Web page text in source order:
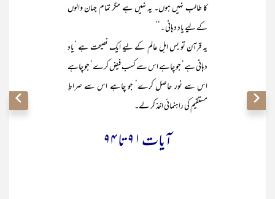
کا طالب نہیں ہوں۔ یہ نہیں ہے مگر تمام جہان والوں
کے لیے یاد دہانی ۔‘‘
یہ قرآن تو بس اہل عالم کے لیے ایک نصیحت ہے ‘یاد
دہانی ہے‘ جو چاہے اس سے کسب فیض کرے‘ جو چاہے
اس سے نور حاصل کرے‘ جو چاہے اس سے صراطِ
مستقیم کی راہنمائی اخذ کر لے۔
آیات ۹۱ تا ۹۴